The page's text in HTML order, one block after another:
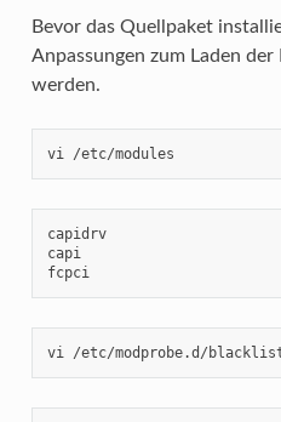
Bevor das Quellpaket
Anpassungen zum Laden
werden.
vi /etc/modules
capidrv
capi
fcpci
vi /etc/modprobe.d/